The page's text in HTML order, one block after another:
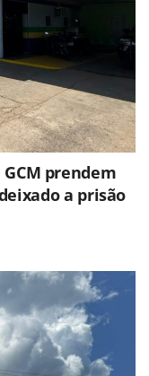
GCM prendem
a prisão